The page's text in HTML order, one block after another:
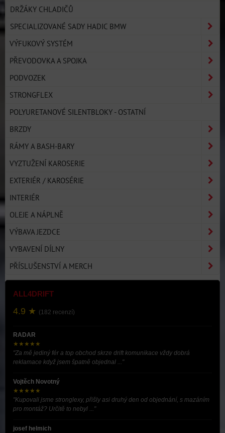
DRŽÁKY CHLADIČŮ
SPECIALIZOVANÉ SADY HADIC BMW
VÝFUKOVÝ SYSTÉM
PŘEVODOVKA A SPOJKA
PODVOZEK
STRONGFLEX
POLYURETANOVÉ SILENTBLOKY - OSTATNÍ
BRZDY
RÁMY A BASH-BARY
VYZTUŽENÍ KAROSERIE
EXTERIÉR / KAROSÉRIE
INTERIÉR
OLEJE A NÁPLNĚ
VÝBAVA JEZDCE
VYBAVENÍ DÍLNY
PŘÍSLUŠENSTVÍ A MERCH
ALL4DRIFT
4.9 ★ (182 recenzí)
RADAR
★★★★★
"Za mě jediný fér a top obchod skrze drift komunikace vždy dobrá
reklamace když jsem špatně objednal ..."
Vojtěch Novotný
★★★★★
"Kupovali jsme stronglexy, přišly asi druhý den od objednání, s mazáním
pro montáž? Určitě to nebyl ..."
josef helmich